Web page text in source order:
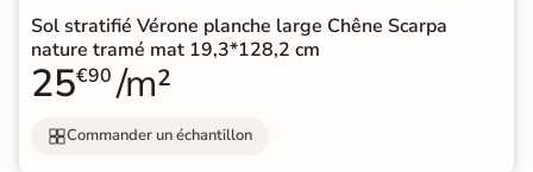
Sol stratifié Vérone planche large Chêne Scarpa
nature tramé mat 19,3*128,2 cm
25€90 /m²
Commander un échantillon